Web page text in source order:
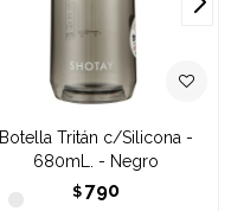
Botella Tritán c/Silicona -
680mL. - Negro
$ 790